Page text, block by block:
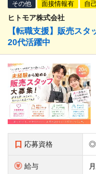
その他 面接情報有 自
ヒトモア株式会社
【転職支援】販売スタ
20代活躍中
応募資格
給与